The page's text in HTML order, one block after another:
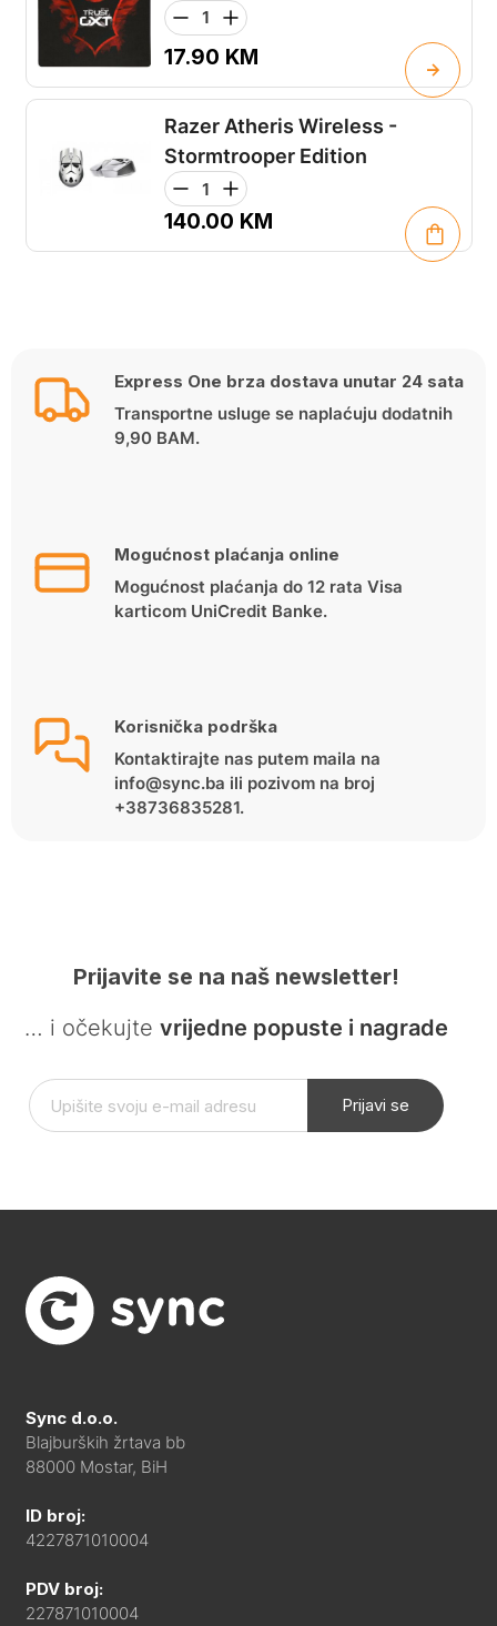
17.90 KM
Razer Atheris Wireless -
Stormtrooper Edition
140.00 KM
Express One brza dostava unutar 24 sata
Transportne usluge se naplaćuju dodatnih
9,90 BAM.
Mogućnost plaćanja online
Mogućnost plaćanja do 12 rata Visa
karticom UniCredit Banke.
Korisnička podrška
Kontaktirajte nas putem maila na
info@sync.ba ili pozivom na broj
+38736835281.
Prijavite se na naš newsletter!
… i očekujte vrijedne popuste i nagrade
Prijavi se
Sync d.o.o.
Blajburških žrtava bb
88000 Mostar, BiH
ID broj:
4227871010004
PDV broj:
227871010004